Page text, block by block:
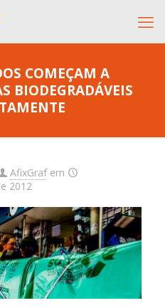
COMEÇAM A
BIODEGRADÁVEIS
AfixGraf em
2012